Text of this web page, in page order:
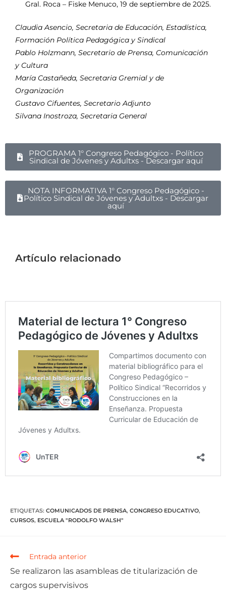
Gral. Roca – Fiske Menuco, 19 de septiembre de 2025.
Claudia Asencio, Secretaria de Educación, Estadística,
Formación Política Pedagógica y Sindical
Pablo Holzmann, Secretario de Prensa, Comunicación
y Cultura
María Castañeda, Secretaria Gremial y de
Organización
Gustavo Cifuentes, Secretario Adjunto
Silvana Inostroza, Secretaria General
PROGRAMA 1° Congreso Pedagógico - Político
Sindical de Jóvenes y Adultxs - Descargar aquí
NOTA INFORMATIVA 1° Congreso Pedagógico -
Político Sindical de Jóvenes y Adultxs - Descargar
aquí
Artículo relacionado
ETIQUETAS: COMUNICADOS DE PRENSA, CONGRESO EDUCATIVO,
CURSOS, ESCUELA "RODOLFO WALSH"
Entrada anterior
Se realizaron las asambleas de titularización de
cargos supervisivos